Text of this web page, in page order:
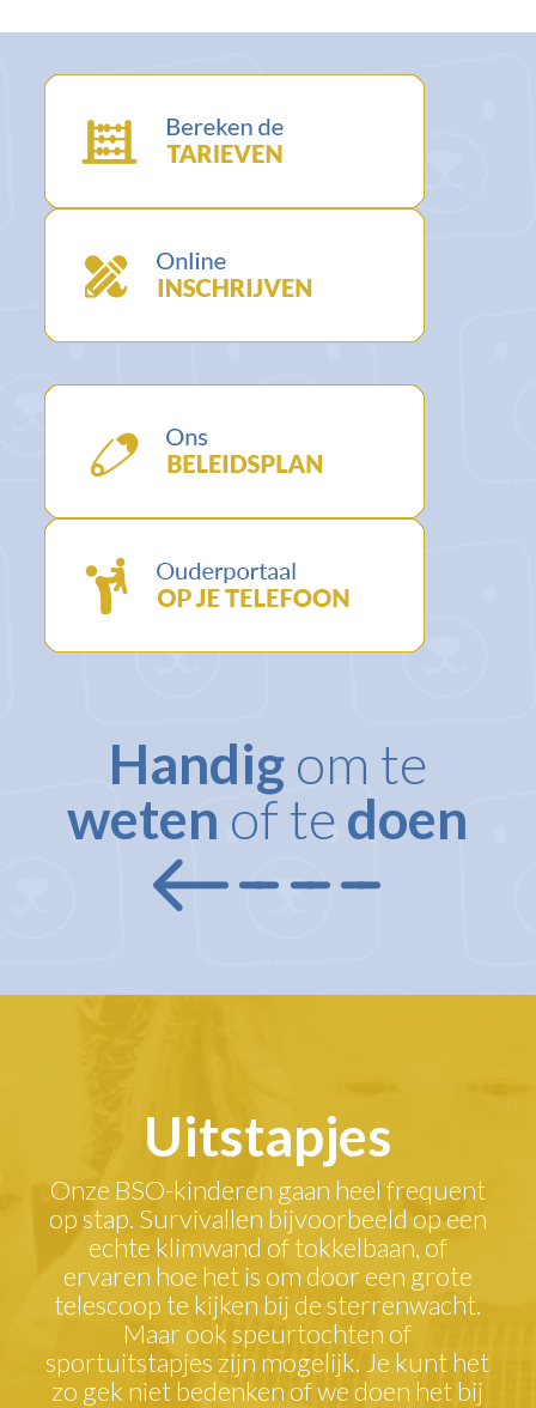
Handigom te
weten of te doen
Uitstapjes
Onze BSO-kinderen gaan heel frequent
op stap. Survivallen bijvoorbeeld op een
echte klimwand of tokkelbaan, of
ervaren hoe het is om door een grote
telescoop te kijken bij de sterrenwacht.
Maar ook speurtochten of
sportuitstapjes zijn mogelijk. Je kunt het
zo gek niet bedenken of we doen het bij